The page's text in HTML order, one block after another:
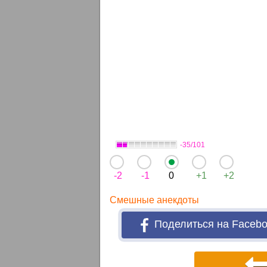
-35/101
-2 -1 0 +1 +2
Смешные анекдоты
Поделиться на